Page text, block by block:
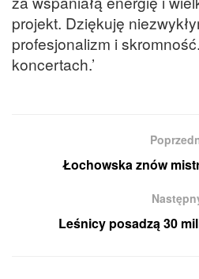
projekt. Dziękuję
profesjonalizm i
koncertach.’
Łochowska znów
Leśnicy posadzą 30